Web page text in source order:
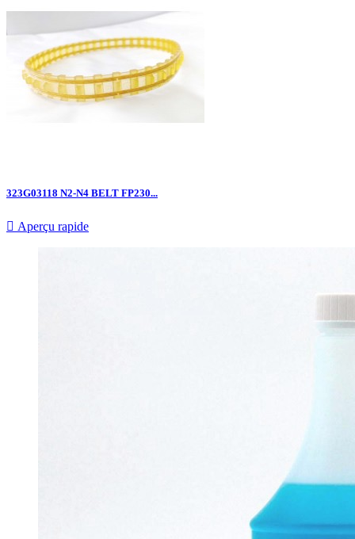
323G03118 N2-N4 BELT FP230...
 Aperçu rapide